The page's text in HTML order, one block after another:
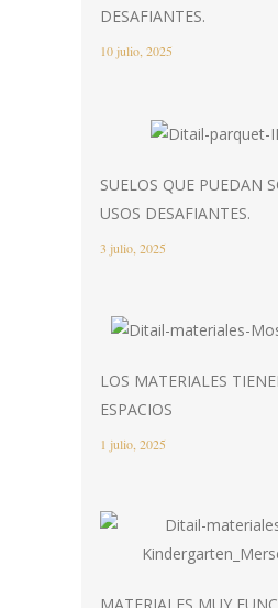
DESAFIANTES.
10 julio, 2025
SUELOS QUE PUEDAN
USOS DESAFIANTES.
3 julio, 2025
LOS MATERIALES
ESPACIOS
1 julio, 2025